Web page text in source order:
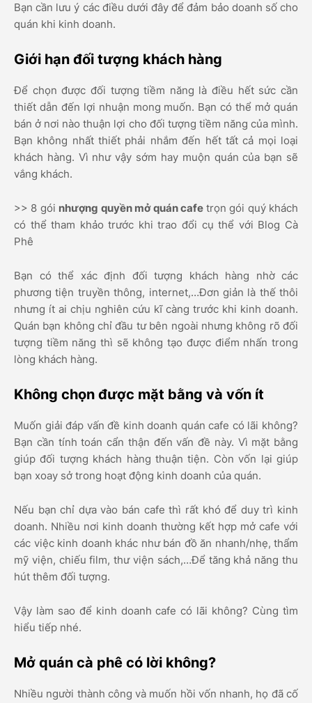
Bạn cần lưu ý các điều dưới đây để đảm bảo doanh số cho
quán khi kinh doanh.
Giới hạn đối tượng khách hàng
Để chọn được đối tượng tiềm năng là điều hết sức cần
thiết dẫn đến lợi nhuận mong muốn. Bạn có thể mở quán
bán ở nơi nào thuận lợi cho đối tượng tiềm năng của mình.
Bạn không nhất thiết phải nhắm đến hết tất cả mọi loại
khách hàng. Vì như vậy sớm hay muộn quán của bạn sẽ
vắng khách.
>> 8 gói nhượng quyền mở quán cafe trọn gói quý khách
có thể tham khảo trước khi trao đổi cụ thể với Blog Cà
Phê
Bạn có thể xác định đối tượng khách hàng nhờ các
phương tiện truyền thông, internet,…Đơn giản là thế thôi
nhưng ít ai chịu nghiên cứu kĩ càng trước khi kinh doanh.
Quán bạn không chỉ đầu tư bên ngoài nhưng không rõ đối
tượng tiềm năng thì sẽ không tạo được điểm nhấn trong
lòng khách hàng.
Không chọn được mặt bằng và vốn ít
Muốn giải đáp vấn đề kinh doanh quán cafe có lãi không?
Bạn cần tính toán cẩn thận đến vấn đề này. Vì mặt bằng
giúp đối tượng khách hàng thuận tiện. Còn vốn lại giúp
bạn xoay sở trong hoạt động kinh doanh của quán.
Nếu bạn chỉ dựa vào bán cafe thì rất khó để duy trì kinh
doanh. Nhiều nơi kinh doanh thường kết hợp mở cafe với
các việc kinh doanh khác như bán đồ ăn nhanh/nhẹ, thẩm
mỹ viện, chiếu film, thư viện sách,…Để tăng khả năng thu
hút thêm đối tượng.
Vậy làm sao để kinh doanh cafe có lãi không? Cùng tìm
hiểu tiếp nhé.
Mở quán cà phê có lời không?
Nhiều người thành công và muốn hồi vốn nhanh, họ đã cố